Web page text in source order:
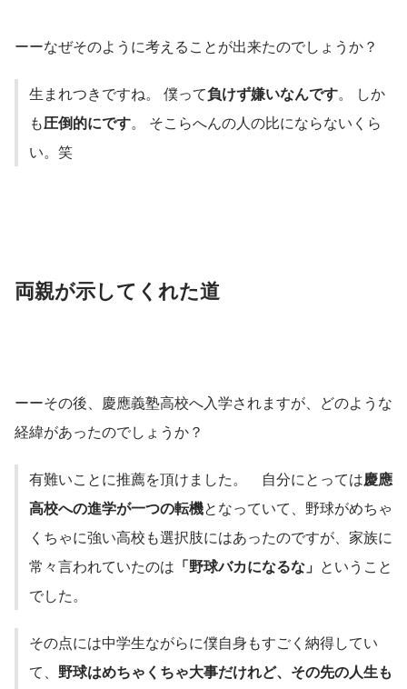
ーーなぜそのように考えることが出来たのでしょうか？
生まれつきですね。 僕って負けず嫌いなんです。 しか
も圧倒的にです。 そこらへんの人の比にならないくら
い。笑
両親が示してくれた道
ーーその後、慶應義塾高校へ入学されますが、どのような
経緯があったのでしょうか？
有難いことに推薦を頂けました。　自分にとっては慶應
高校への進学が一つの転機となっていて、野球がめちゃ
くちゃに強い高校も選択肢にはあったのですが、家族に
常々言われていたのは 「野球バカになるな」 ということ
でした。
その点には中学生ながらに僕自身もすごく納得してい
て、 野球はめちゃくちゃ大事だけれど、その先の人生も